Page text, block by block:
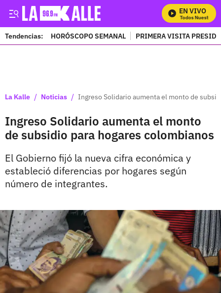
EN VIVO
Mira Todos Nuestros
Tendencias: HORÓSCOPO SEMANAL PRIMERA VISITA
La Kalle / Noticias / Ingreso Solidario aumenta el monto de
Ingreso Solidario aumenta el monto
de subsidio para hogares colombianos
El Gobierno fijó la nueva cifra económica y
estableció diferencias por hogares según
número de integrantes.